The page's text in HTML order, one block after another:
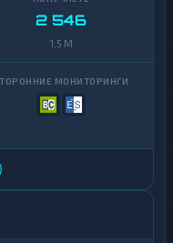
2 546
1,5 M